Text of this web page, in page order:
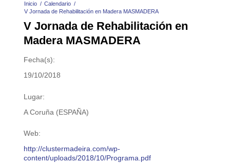
Inicio / Calendario /
V Jornada de Rehabilitación en Madera MASMADERA
V Jornada de Rehabilitación en
Madera MASMADERA
Fecha(s):
19/10/2018
Lugar:
A Coruña (ESPAÑA)
Web:
http://clustermadeira.com/wp-
content/uploads/2018/10/Programa.pdf